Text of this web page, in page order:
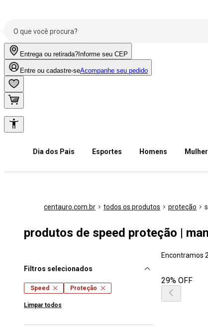
Entrega ou retirada? Informe seu CEP
Entre ou cadastre-seAcompanhe seu pedido
Dia dos Pais Esportes Homens
centauro.com.br todos os produtos proteção
produtos de speed proteção |
Filtros selecionados
Speed Proteção
Limpar todos
Encontramos
29% OFF